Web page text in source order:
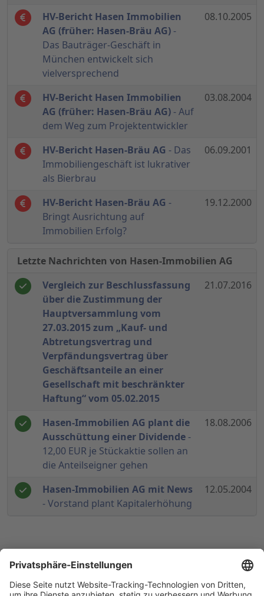
HV-Bericht Hasen Immobilien
AG (früher: Hasen-Bräu AG)-
Das Bauträger-Geschäft in
München entwickelt sich
vielversprechend
08.10.2005
HV-Bericht Hasen Immobilien
AG (früher: Hasen-Bräu AG) - Auf
dem Weg zum Projektentwickler
03.08.2004
HV-Bericht Hasen-Bräu AG - Das
Immobiliengeschäft ist lukrativer
als Bierbrau
06.09.2001
HV-Bericht Hasen-Bräu AG -
Bringt Ausrichtung auf
Immobilien Erfolg?
19.12.2000
Letzte Nachrichten von Hasen-Immobilien AG
Vergleich zur Beschlussfassung
über die Zustimmung der
Hauptversammlung vom
27.03.2015 zum „Kauf- und
Abtretungsvertrag und
Verpfändungsvertrag über
Geschäftsanteile an einer
Gesellschaft mit beschränkter
Haftung“ vom 05.02.2015
21.07.2016
Hasen-Immobilien AG plant die
Ausschüttung einer Dividende-
12,00 EUR je Stückaktie sollen an
die Anteilseigner gehen
18.08.2006
Hasen-Immobilien AG mit News
- Vorstand plant Kapitalerhöhung
12.05.2004
© 1998-2026by GSC Research GmbH
Datenschutz